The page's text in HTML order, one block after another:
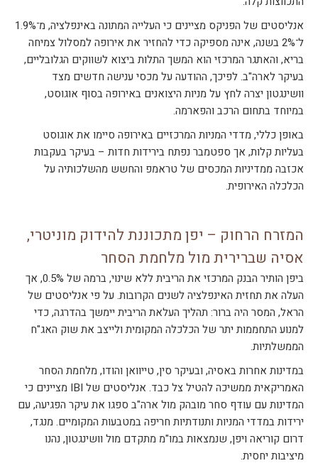
אנליסטים של הפניקס מציינים כי העלייה המתונה באינפלציה, מ־1.9%
ל־2% בשנה, אינה מספיקה כדי להחזיר את אירופה למסלול צמיחה
בריא, והאתגר המרכזי הוא המשך התלות ביצוא לשווקים הגלובליים,
בעיקר לארה"ב. לפיכך, ההודעה על מכסי ענישה חדשים מצד
וושינגטון יצרה לחץ על מניות היצואנים באירופה בסוף אוגוסט,
במיוחד בתחום הרכב והפארמה.
באופן כללי, מדדי המניות המרכזיים באירופה סיימו את אוגוסט
בעליות קלות, אך ספטמבר נפתח בירידות חדות – בעיקר בעקבות
אכזבה ממדיניות המכסים של טראמפ והחשש מהשלכותיה על
הכלכלה האירופית.
המזרח הרחוק – יפן מתכוננת להידוק מוניטרי,
אסיה שברירית מול מלחמת הסחר
ביפן הותיר הבנק המרכזי את הריבית ללא שינוי, ברמה של 0.5%, אך
העלה את תחזית האינפלציה לשנים הקרובות. על פי אנליסטים של
הראל, המסר היה ברור: תהליך העלאת הריבית יימשך בהדרגה, כדי
למנוע התחממות יתר של הכלכלה המקומית ולייצב את שוק האג"ח
הממשלתיות.
במדינות אחרות באסיה, ובעיקר סין, טייוואן והודו, מלחמת הסחר
האמריקאית ממשיכה להטיל צל כבד. אנליסטים של IBI מציינים כי
המדינות עם עודף סחר מובהק מול ארה"ב ספגו את עיקר הפגיעה, עם
ירידות במדדי המניות ותנודתיות חריפה במטבעות המקומיים. מנגד,
דרום קוריאה ויפן, שנמצאות במו"מ מתקדם מול וושינגטון, נהנו
מיציבות יחסית.